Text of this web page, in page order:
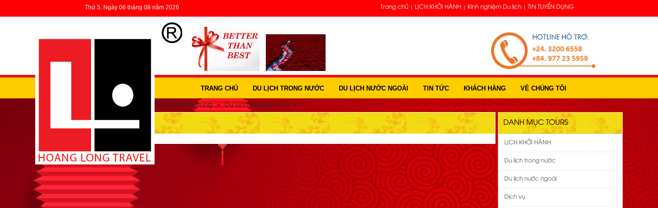
Thứ 5, Ngày 06 tháng 08 năm 2026 Trang chủ LỊCH KHỞI HÀNH Kinh nghiệm Du lịch TIN TUYỂN DỤNG
TRANG CHỦ DU LỊCH TRONG NƯỚC DU LỊCH NƯỚC NGOÀI TIN TỨC KHÁCH HÀNG VỀ CHÚNG TÔI
Du lịch trong nước Du Lịch Miền Trung » Du Lịch Quảng Nam »
DANH MỤC TOURS
LỊCH KHỞI HÀNH
Du lịch trong nước
Du lịch nước ngoài
Dịch vụ
DU LỊCH QUẢNG NAM